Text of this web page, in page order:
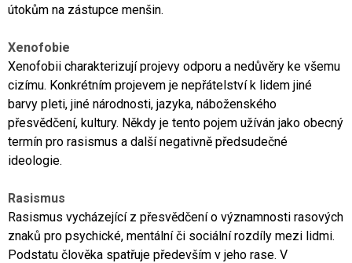
útokům na zástupce menšin.
Xenofobie
Xenofobii charakterizují projevy odporu a nedůvěry ke všemu
cizímu. Konkrétním projevem je nepřátelství k lidem jiné
barvy pleti, jiné národnosti, jazyka, náboženského
přesvědčení, kultury. Někdy je tento pojem užíván jako obecný
termín pro rasismus a další negativně předsudečné
ideologie.
Rasismus
Rasismus vycházející z přesvědčení o významnosti rasových
znaků pro psychické, mentální či sociální rozdíly mezi lidmi.
Podstatu člověka spatřuje především v jeho rase. V